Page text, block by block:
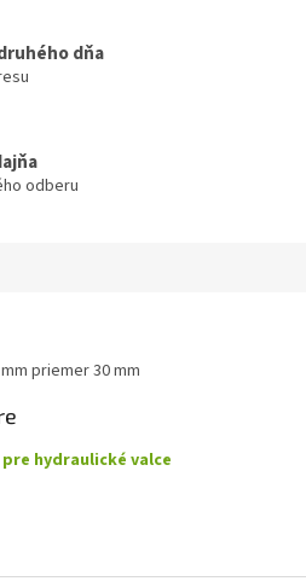
dňa
odberu
priemer 30 mm
hydraulické valce